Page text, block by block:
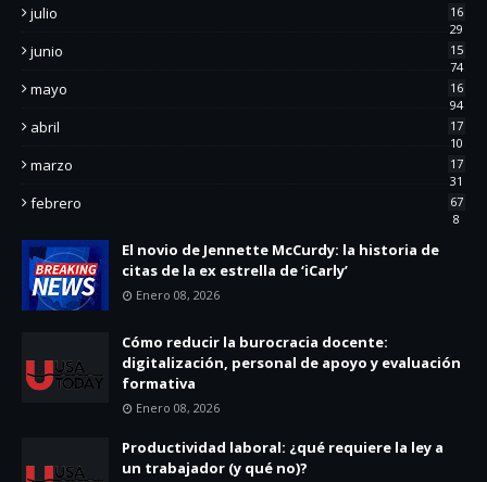
julio
16
29
junio
15
74
mayo
16
94
abril
17
10
marzo
17
31
febrero
67
8
El novio de Jennette McCurdy: la historia de
citas de la ex estrella de ‘iCarly’
Enero 08, 2026
Cómo reducir la burocracia docente:
digitalización, personal de apoyo y evaluación
formativa
Enero 08, 2026
Productividad laboral: ¿qué requiere la ley a
un trabajador (y qué no)?